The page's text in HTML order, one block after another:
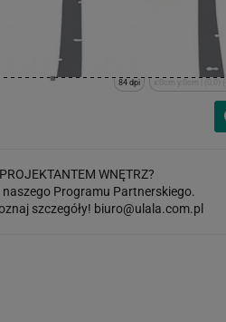
x:0cm y:0cm | (0,0)
84 dpi
WNĘTRZ?
Programu Partnerskiego.
szczegóły! biuro@ulala.com.pl